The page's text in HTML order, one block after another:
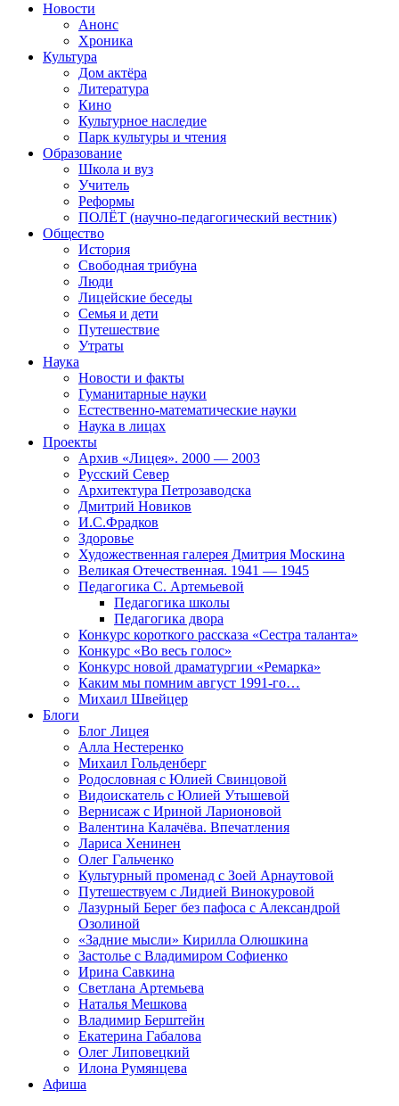
Новости
Анонс
Хроника
Культура
Дом актёра
Литература
Кино
Культурное наследие
Парк культуры и чтения
Образование
Школа и вуз
Учитель
Реформы
ПОЛЁТ (научно-педагогический вестник)
Общество
История
Свободная трибуна
Люди
Лицейские беседы
Семья и дети
Путешествие
Утраты
Наука
Новости и факты
Гуманитарные науки
Естественно-математические науки
Наука в лицах
Проекты
Архив «Лицея». 2000 — 2003
Русский Север
Архитектура Петрозаводска
Дмитрий Новиков
И.С.Фрадков
Здоровье
Художественная галерея Дмитрия Москина
Великая Отечественная. 1941 — 1945
Педагогика С. Артемьевой
Педагогика школы
Педагогика двора
Конкурс короткого рассказа «Сестра таланта»
Конкурс «Во весь голос»
Конкурс новой драматургии «Ремарка»
Каким мы помним август 1991-го…
Михаил Швейцер
Блоги
Блог Лицея
Алла Нестеренко
Михаил Гольденберг
Родословная с Юлией Свинцовой
Видоискатель с Юлией Утышевой
Вернисаж с Ириной Ларионовой
Валентина Калачёва. Впечатления
Лариса Хенинен
Олег Гальченко
Культурный променад с Зоей Арнаутовой
Путешествуем с Лидией Винокуровой
Лазурный Берег без пафоса с Александрой
Озолиной
«Задние мысли» Кирилла Олюшкина
Застолье с Владимиром Софиенко
Ирина Савкина
Светлана Артемьева
Наталья Мешкова
Владимир Берштейн
Екатерина Габалова
Олег Липовецкий
Илона Румянцева
Афиша